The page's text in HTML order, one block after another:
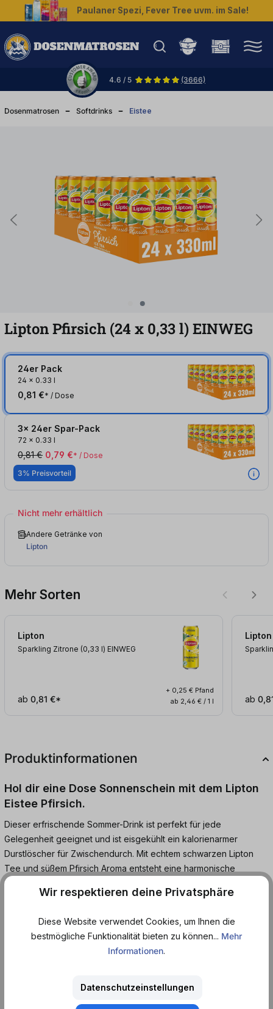
springen Paulaner Spezi, Fever Tree uvm. im Sale!
4.6 / 5 (3666)
Dosenmatrosen Softdrinks Eistee
Lipton Pfirsich (24 x 0,33l)EINWEG
24er Pack
24 x 0.33 l
0,81 €* / Dose
3x 24er Spar-Pack
72 x 0.33 l
0,81 € 0,79 €* / Dose
3% Preisvorteil
Nicht mehr erhältlich
Andere Getränke von
Lipton
Mehr Sorten
Lipton
Sparkling Zitrone (0,33 l) EINWEG
ab 0,81 €*
+ 0,25 € Pfand
ab 2,46 € / 1 l
Lipton
ab
Produktinformationen
Hol dir eine Dose Sonnenschein mit dem Lipton
Eistee Pfirsich.
Dieser erfrischende Sommer-Drink ist perfekt für jede
Gelegenheit geeignet und ist eisgekühlt ein kalorienarmer
Durstlöscher für Zwischendurch. Mit echtem schwarzen Lipton
Tee und süßem Pfirsich Aroma entsteht eine harmonische
Geschmackskombination, die ganz ohne Konservierungs- und
Farbstoffe auskommt.
Diesen beliebten Pfirsich-Eistee gibt es jetzt als handliche Dose,
die überall reinpasst und an jeden Ort hin mitgenommen werden
kann. Dieser Eistee schmeckt am besten eisgekühlt und ist die
Wir respektieren deine Privatsphäre
Diese Website verwendet Cookies, um Ihnen die
bestmögliche Funktionalität bieten zu können... Mehr
Informationen.
Datenschutzeinstellungen